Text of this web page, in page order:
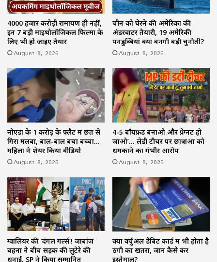
4000 हजार करोड़ी रामायण ही नहीं,
इन 7 बड़ी माइथोलॉजिकल फिल्मों के
लिए भी हो जाइए तैयार
August 8, 2026
चीन को घेरने की अमेरिका की
अंडरवाटर तैयारी, 19 अमेरिकी
पनडुब्बियां क्यों बनेंगी बड़ी चुनौती?
August 8, 2026
नोएडा के 1 करोड़ के फ्लैट में छत से
गिरा मलबा, बाल-बाल बचा बच्चा…
महिला ने शेयर किया वीडियो
August 8, 2026
4-5 बॉयफ्रेंड बनाओ और प्रेग्नेंट हो
जाओ’… लेडी टीचर पर छात्राओं को
धमकाने का गंभीर आरोप
August 8, 2026
ग्वालियर की ‘दंगल गर्ल्स’! जाबांज
बहनों ने बीच सड़क की लुटेरे की
धुनाई, SP ने किया सम्मानित
क्या वर्चुअल डेबिट कार्ड में भी होता है
ठगी का खतरा, जानें कैसे करें
इस्तेमाल?